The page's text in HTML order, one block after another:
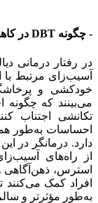
- چگونه DBT در کاهش رفتارهای آسیب‌زا کمک می‌کند؟
در رفتار درمانی
آسیب‌زای مرتبط با
خودکشی و
می‌بینند که چگونه
تکانشی اجتناب
احساسات به‌طور
دارد. درمانگر در
از راه‌های
استرس، ذهن‌آگاهی
افراد کمک
به‌طور مؤثرتر و